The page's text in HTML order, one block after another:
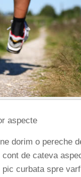
aspecte
dorim o pereche
de cateva
curbata spre